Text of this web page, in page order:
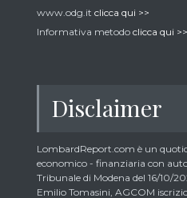
www.odg.it clicca qui >>
Informativa metodo clicca qui >>
Disclaimer
LombardReport.com è un
economico - finanziaria con
Tribunale di Modena del 16/10/
Emilio Tomasini, AGCOM